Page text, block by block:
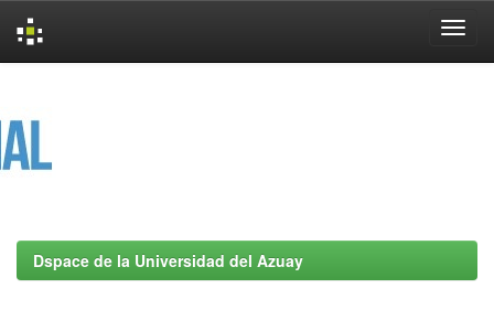
Dspace de la Universidad del Azuay